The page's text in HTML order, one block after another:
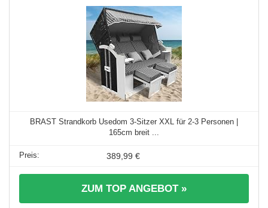
BRAST Strandkorb Usedom 3-Sitzer XXL für 2-3 Personen |
165cm breit ...
389,99 €
ZUM TOP ANGEBOT »